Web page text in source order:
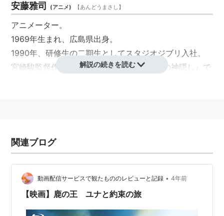
安藤雅司 (アニメ) 【あんどうまさし 】
アニメーター。
1969年生まれ、広島県出身。
1990年、研修生の二期生としてスタジオジブリ入社。
宮崎駿監督作品『もののけ姫』『千と千尋の神隠し』で
品では脚本も担当している。
新海誠監督の『君の名は。』では作画監督を務めた。
主な参加作品
おもひでぽろぽろ（動画）
紅の豚（原画）
解説の続きを読む
関連ブログ
動画配信サービスで観たもののレビューと記録 • 4年前
【映画】鹿の王 ユナと約束の旅